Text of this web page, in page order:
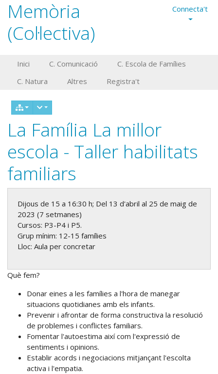
Memòria
(Col·lectiva)
Connecta't
Inici C. Comunicació
C. Escola de Famílies
C. Natura
Altres Registra't
La Família La millor
escola - Taller habilitats
familiars
Dijous de 15 a 16:30 h; Del 13 d'abril al 25 de maig de
2023 (7 setmanes)
Cursos: P3-P4 i P5.
Grup mínim: 12-15 famílies
Lloc: Aula per concretar
Què fem?
Donar eines a les famílies a l'hora de manegar
situacions quotidianes amb els infants.
Prevenir i afrontar de forma constructiva la resolució
de problemes i conflictes familiars.
Fomentar l'autoestima així com l'expressió de
sentiments i opinions.
Establir acords i negociacions mitjançant l'escolta
activa i l'empatia.